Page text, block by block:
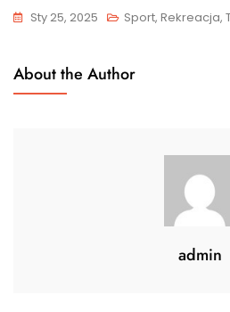
Sty 25, 2025 Sport, Rekreacja,
About the Author
admin